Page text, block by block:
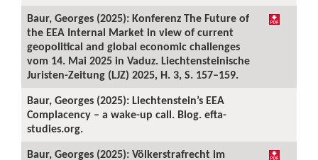
Baur, Georges (2025): Konferenz The Future of
the EEA Internal Market in view of current
geopolitical and global economic challenges
vom 14. Mai 2025 in Vaduz. Liechtensteinische
Juristen-Zeitung (LJZ) 2025, H. 3, S. 157–159.
Baur, Georges (2025): Liechtenstein’s EEA
Complacency – a wake-up call. Blog. efta-
studies.org.
Baur, Georges (2025): Völkerstrafrecht im